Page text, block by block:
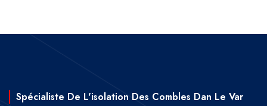
Spécialiste De L'isolation Des Combles Dan Le Var